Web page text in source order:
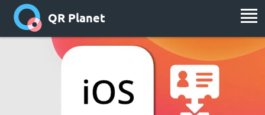
QR Planet